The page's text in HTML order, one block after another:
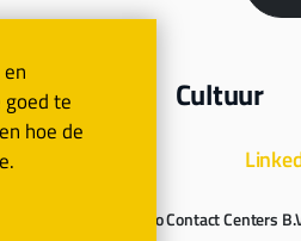
Vacatures Cultuur
© 2026 Soleo Contact Centers
te
hoe de